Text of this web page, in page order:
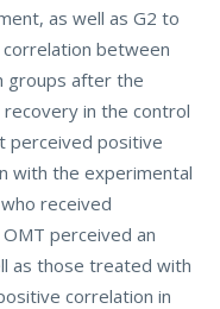
as well as G2 to
between
groups after the
in the control
perceived positive
with the experimental
received
perceived an
as those treated with
correlation in